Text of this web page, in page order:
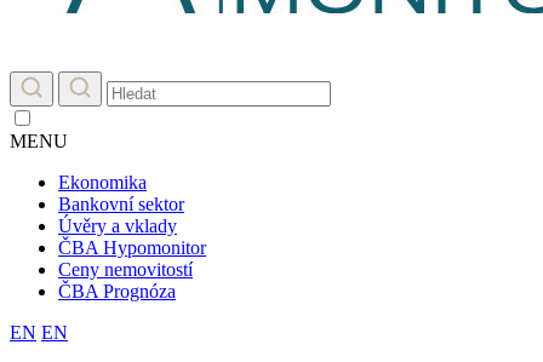
MENU
Ekonomika
Bankovní sektor
Úvěry a vklady
ČBA Hypomonitor
Ceny nemovitostí
ČBA Prognóza
EN EN